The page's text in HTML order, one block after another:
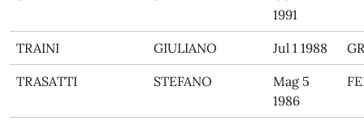
1991
TRAINI GIULIANO Jul 1 1988
TRASATTI STEFANO
Mag 5
1986